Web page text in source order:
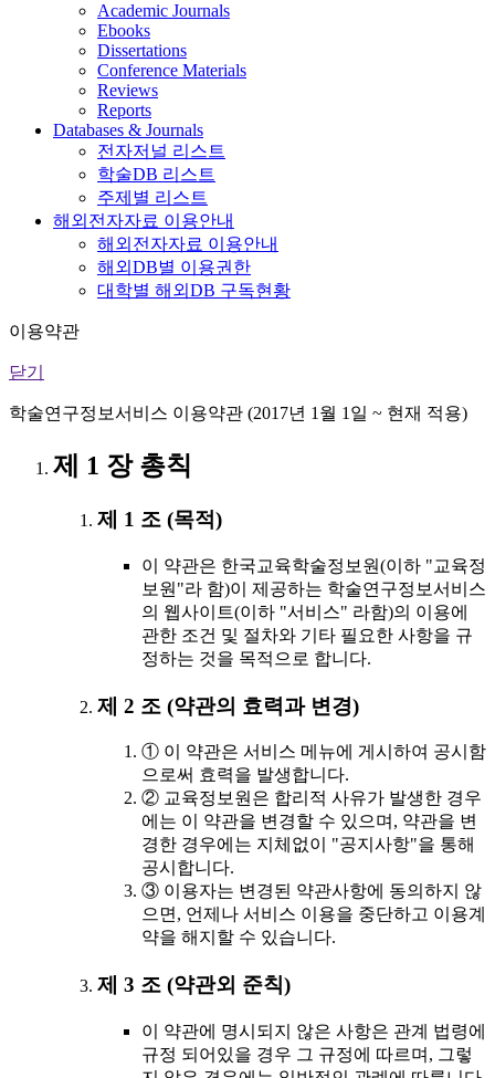
Academic Journals
Ebooks
Dissertations
Conference Materials
Reviews
Reports
Databases & Journals
전자저널 리스트
학술DB 리스트
주제별 리스트
해외전자자료 이용안내
해외전자자료 이용안내
해외DB별 이용권한
대학별 해외DB 구독현황
이용약관
닫기
학술연구정보서비스 이용약관 (2017년 1월 1일 ~ 현재 적용)
제 1 장 총칙
제 1 조 (목적)
이 약관은 한국교육학술정보원(이하 "교육정
보원"라 함)이 제공하는 학술연구정보서비스
의 웹사이트(이하 "서비스" 라함)의 이용에
관한 조건 및 절차와 기타 필요한 사항을 규
정하는 것을 목적으로 합니다.
제 2 조 (약관의 효력과 변경)
① 이 약관은 서비스 메뉴에 게시하여 공시함
으로써 효력을 발생합니다.
② 교육정보원은 합리적 사유가 발생한 경우
에는 이 약관을 변경할 수 있으며, 약관을 변
경한 경우에는 지체없이 "공지사항"을 통해
공시합니다.
③ 이용자는 변경된 약관사항에 동의하지 않
으면, 언제나 서비스 이용을 중단하고 이용계
약을 해지할 수 있습니다.
제 3 조 (약관외 준칙)
이 약관에 명시되지 않은 사항은 관계 법령에
규정 되어있을 경우 그 규정에 따르며, 그렇